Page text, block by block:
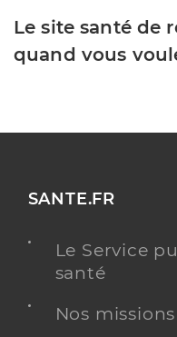
Le site santé de
quand vous
SANTE.FR
Le Service
santé
Nos missions